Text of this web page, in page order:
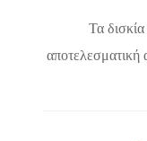
Τα
αποτελεσματική